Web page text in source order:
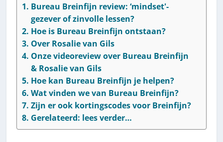
Bureau Breinfijn review: ‘mindset'-
gezever of zinvolle lessen?
Hoe is Bureau Breinfijn ontstaan?
Over Rosalie van Gils
Onze videoreview over Bureau Breinfijn
& Rosalie van Gils
Hoe kan Bureau Breinfijn je helpen?
Wat vinden we van Bureau Breinfijn?
Zijn er ook kortingscodes voor Breinfijn?
Gerelateerd: lees verder…